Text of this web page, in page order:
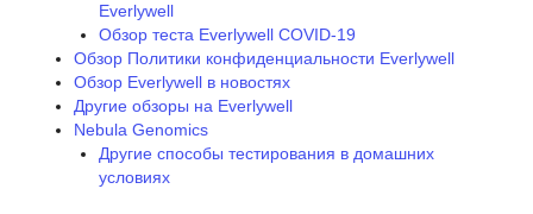
Everlywell
Обзор теста Everlywell COVID-19
Обзор Политики конфиденциальности Everlywell
Обзор Everlywell в новостях
Другие обзоры на Everlywell
Nebula Genomics
Другие способы тестирования в домашних
условиях